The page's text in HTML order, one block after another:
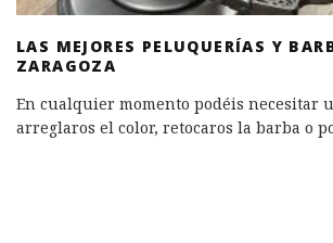
LAS MEJORES PELUQUERÍAS Y
ZARAGOZA
En cualquier momento podéis necesitar
arreglaros el color, retocaros la barba o